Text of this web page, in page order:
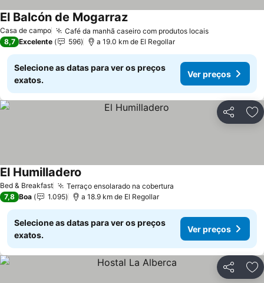
Casa de campo Café da manhã caseiro com produtos locaisVer preços
El Balcón de MogarrazVer preços
8,7 Excelente 596 a 19.0 km de El Regollar
Selecione as datas para ver os preços
exatos.
Ver preços
Partilhar
Bed & Breakfast Terraço ensolarado na cobertura
El Humilladero
7,8 Boa 1.095 a 18.9 km de El Regollar
Selecione as datas para ver os preços
exatos.
Ver preços
Partilhar